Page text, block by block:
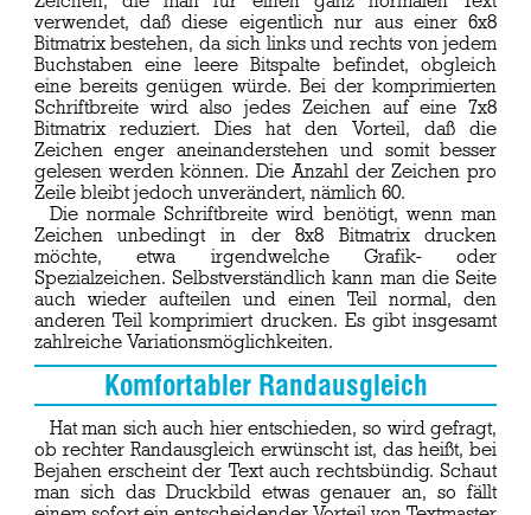
verwendet, daß diese eigentlich nur aus einer 6x8
Bitmatrix bestehen, da sich links und rechts von jedem
Buchstaben eine leere Bitspalte befindet, obgleich
eine bereits genügen würde. Bei der komprimierten
Schriftbreite wird also jedes Zeichen auf eine 7x8
Bitmatrix reduziert. Dies hat den Vorteil, daß die
Zeichen enger aneinanderstehen und somit besser
gelesen werden können. Die Anzahl der Zeichen pro
Zeile bleibt jedoch unverändert, nämlich 60.
Die normale Schriftbreite wird benötigt, wenn man
Zeichen unbedingt in der 8x8 Bitmatrix drucken
möchte, etwa irgendwelche Grafik- oder
Spezialzeichen. Selbstverständlich kann man die Seite
auch wieder aufteilen und einen Teil normal, den
anderen Teil komprimiert drucken. Es gibt insgesamt
zahlreiche Variationsmöglichkeiten.
Komfortabler Randausgleich
Hat man sich auch hier entschieden, so wird gefragt,
ob rechter Randausgleich erwünscht ist, das heißt, bei
Bejahen erscheint der Text auch rechtsbündig. Schaut
man sich das Druckbild etwas genauer an, so fällt